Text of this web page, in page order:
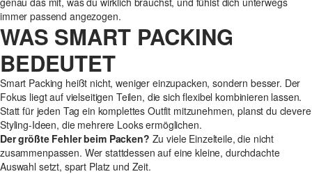
immer passend angezogen.
WAS SMART PACKING
BEDEUTET
Smart Packing heißt nicht, weniger einzupacken, sondern besser. Der
Fokus liegt auf vielseitigen Teilen, die sich flexibel kombinieren lassen.
Statt für jeden Tag ein komplettes Outfit mitzunehmen, planst du clevere
Styling-Ideen, die mehrere Looks ermöglichen.
Der größte Fehler beim Packen? Zu viele Einzelteile, die nicht
zusammenpassen. Wer stattdessen auf eine kleine, durchdachte
Auswahl setzt, spart Platz und Zeit.